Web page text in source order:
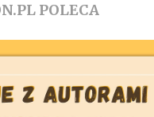
POLECA